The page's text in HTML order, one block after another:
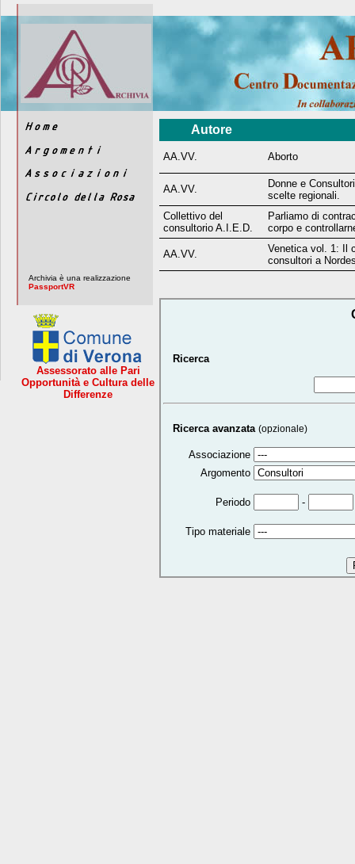
Archivia è una realizzazione
PassportVR
Assessorato alle Pari
Opportunità e Cultura delle
Differenze
Autore
AA.VV. Aborto
AA.VV.
Donne e
scelte regionali.
Collettivo del
consultorio A.I.E.D.
Parliamo di
corpo e
AA.VV.
Venetica vol. 1: Il
consultori a
Ricerca
Ricerca avanzata (opzionale)
Associazione
Argomento
Periodo -
Tipo materiale